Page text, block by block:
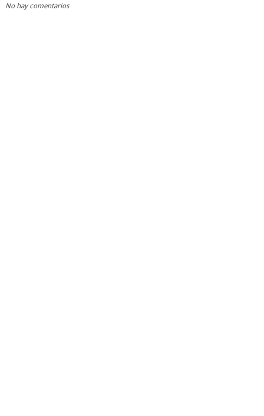
No hay comentarios